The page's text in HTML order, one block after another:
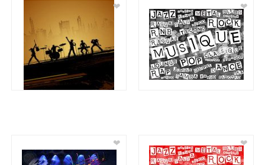
❤ ❤
❤ ❤